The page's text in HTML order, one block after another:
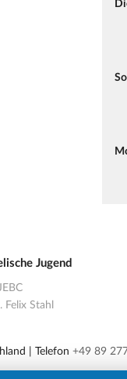
Jugend
Felix Stahl
| Telefon +49 89